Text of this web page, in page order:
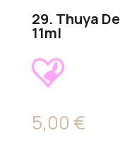
29. Thuya
11ml
5,00 €